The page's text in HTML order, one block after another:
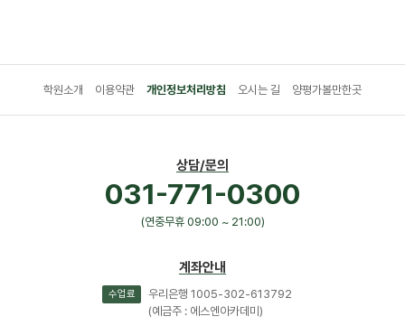
학원소개 이용약관 개인정보처리방침 오시는 길 양평가볼만한곳
상담/문의
031-771-0300
(연중무휴 09:00 ~ 21:00)
계좌안내
수업료
우리은행 1005-302-613792
(예금주 : 에스엔아카데미)